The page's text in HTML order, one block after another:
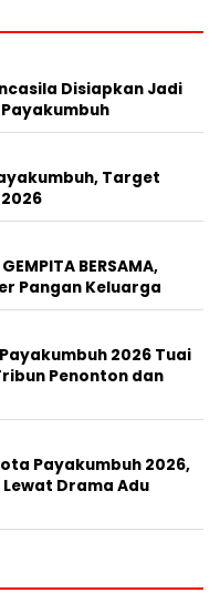
Disiapkan Jadi
Target
BERSAMA,
Pangan Keluarga
2026 Tuai
Penonton dan
Payakumbuh 2026,
Drama Adu